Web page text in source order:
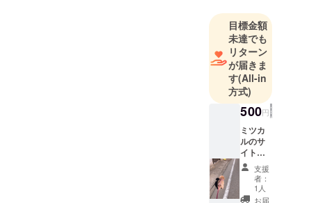
半、コンビ
ニは24時間
営業ではな
い。そんな
田舎育ちな
ので普段か
ら動物に触
れあう機会
もたくさん
あり、たぬ
きやイノシ
シまで家の
目標金額
未達でも
リターン
が届きま
す(All-in
方式)
500円
ミツカ
ルのサ
イト内
にて全
ての方
の氏名
orニッ
支援
者：
1人
お届